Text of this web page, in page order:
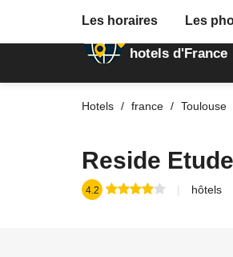
Annuaire des
hotels d'France
Hotels france Toulouse
Reside
4.2 hôtels
Les horaires Les